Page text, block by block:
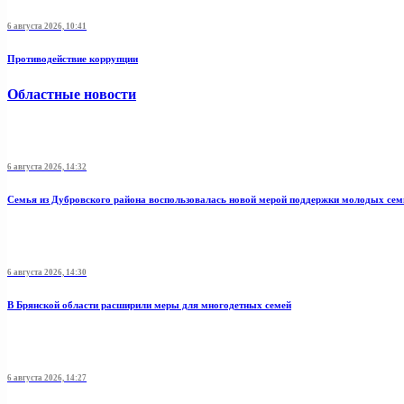
6 августа 2026, 10:41
Противодействие коррупции
Областные новости
6 августа 2026, 14:32
Семья из Дубровского района воспользовалась новой мерой поддержки молодых
6 августа 2026, 14:30
В Брянской области расширили меры для многодетных семей
6 августа 2026, 14:27